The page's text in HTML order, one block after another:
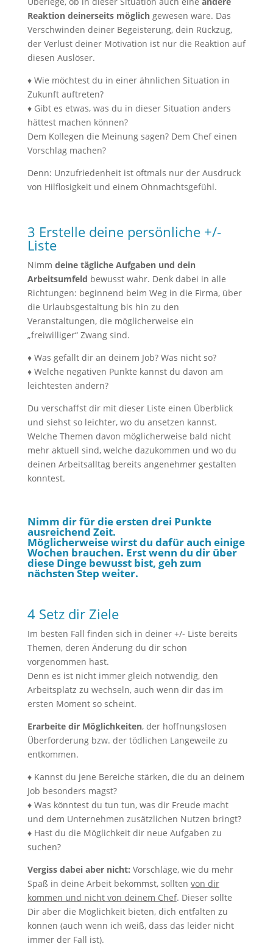
Reaktion deinerseits möglichgewesen wäre. Das
Verschwinden deiner Begeisterung, dein Rückzug,
der Verlust deiner Motivation ist nur die Reaktion auf
diesen Auslöser.
♦ Wie möchtest du in einer ähnlichen Situation in
Zukunft auftreten?
♦ Gibt es etwas, was du in dieser Situation anders
hättest machen können?
Dem Kollegen die Meinung sagen? Dem Chef einen
Vorschlag machen?
Denn: Unzufriedenheit ist oftmals nur der Ausdruck
von Hilflosigkeit und einem Ohnmachtsgefühl.
3 Erstelle deine persönliche +/-
Liste
Nimm deine tägliche Aufgaben und dein
Arbeitsumfeld bewusst wahr. Denk dabei in alle
Richtungen: beginnend beim Weg in die Firma, über
die Urlaubsgestaltung bis hin zu den
Veranstaltungen, die möglicherweise ein
„freiwilliger“ Zwang sind.
♦ Was gefällt dir an deinem Job? Was nicht so?
♦ Welche negativen Punkte kannst du davon am
leichtesten ändern?
Du verschaffst dir mit dieser Liste einen Überblick
und siehst so leichter, wo du ansetzen kannst.
Welche Themen davon möglicherweise bald nicht
mehr aktuell sind, welche dazukommen und wo du
deinen Arbeitsalltag bereits angenehmer gestalten
konntest.
Nimm dir für die ersten drei Punkte
ausreichend Zeit.
Möglicherweise wirst du dafür auch einige
Wochen brauchen. Erst wenn du dir über
diese Dinge bewusst bist, geh zum
nächsten Step weiter.
4 Setz dir Ziele
Im besten Fall finden sich in deiner +/- Liste bereits
Themen, deren Änderung du dir schon
vorgenommen hast.
Denn es ist nicht immer gleich notwendig, den
Arbeitsplatz zu wechseln, auch wenn dir das im
ersten Moment so scheint.
Erarbeite dir Möglichkeiten, der hoffnungslosen
Überforderung bzw. der tödlichen Langeweile zu
entkommen.
♦ Kannst du jene Bereiche stärken, die du an deinem
Job besonders magst?
♦ Was könntest du tun tun, was dir Freude macht
und dem Unternehmen zusätzlichen Nutzen bringt?
♦ Hast du die Möglichkeit dir neue Aufgaben zu
suchen?
Vergiss dabei aber nicht: Vorschläge, wie du mehr
Spaß in deine Arbeit bekommst, sollten von dir
kommen und nicht von deinem Chef. Dieser sollte
Dir aber die Möglichkeit bieten, dich entfalten zu
können (auch wenn ich weiß, dass das leider nicht
immer der Fall ist).